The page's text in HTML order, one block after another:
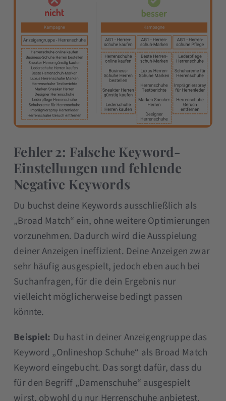
Fehler 2: Falsche Keyword-
Einstellungen und fehlende
Negative Keywords
Du buchst deine Keywords ausschließlich als
„Broad Match“ ein, ohne weitere Optimierungen
vorzunehmen. Dadurch wird die Ausspielung
deiner Anzeigen ineffizient. Deine Anzeigen zwar
sehr häufig ausgespielt, jedoch eben auch bei
Suchanfragen, für die dein Ergebnis nur
vielleicht möglicherweise bedingt passen
könnte.
Beispiel: Du hast in deiner Anzeigengruppe das
Keyword „Onlineshop Schuhe“ als Broad Match
Keyword eingebucht. Das sorgt dafür, dass du
für den Begriff „Damenschuhe“ ausgespielt
wirst, obwohl du nur Herrenschuhe anbietest.